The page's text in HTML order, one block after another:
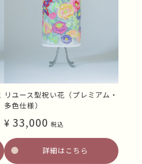
リユース型祝い花（プレミアム・
多色仕様）
¥ 33,000 税込
詳細はこちら